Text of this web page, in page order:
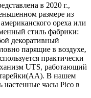
в 2020 г.,
размере из
ореха или
стиль фабрики:
декоративный
парящие в воздухе,
практически
UTS, работающий
В нашем
настенные часы Pico в